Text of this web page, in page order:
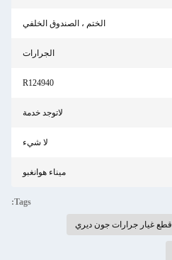
الختم ، الصندوق الخلفي
الجرارات
R124940
لاتوجد خدمة
لا شيء
ميناء هوانغبو
Tags:
قطع غيار جرارات جون ديري